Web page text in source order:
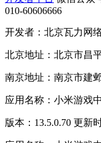
010-60606666
开发者：北京瓦力网
北京地址：北京市昌
南京地址：南京市建
应用名称：小米游戏
版本：13.5.0.70 更新